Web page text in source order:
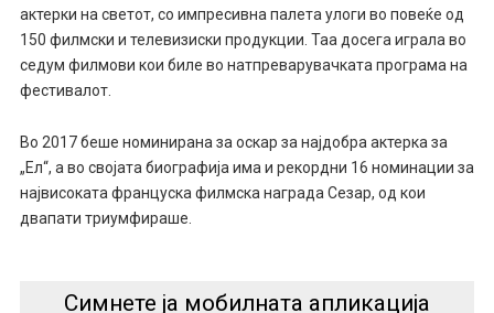
актерки на светот, со импресивна палета улоги во повеќе од
150 филмски и телевизиски продукции. Таа досега играла во
седум филмови кои биле во натпреварувачката програма на
фестивалот.
Во 2017 беше номинирана за оскар за најдобра актерка за
„Ел“, а во својата биографија има и рекордни 16 номинации за
највисоката француска филмска награда Сезар, од кои
двапати триумфираше.
Симнете ја мобилната апликација